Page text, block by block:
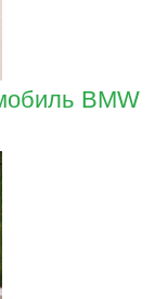
BMW